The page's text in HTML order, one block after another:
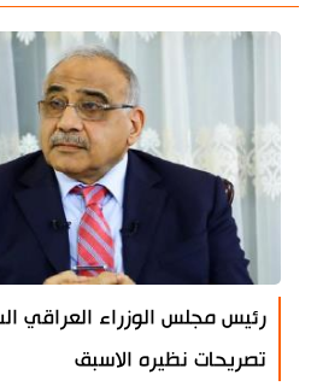
رئيس مجلس الوزراء العراقي
تصريحات نظيره الاسبق